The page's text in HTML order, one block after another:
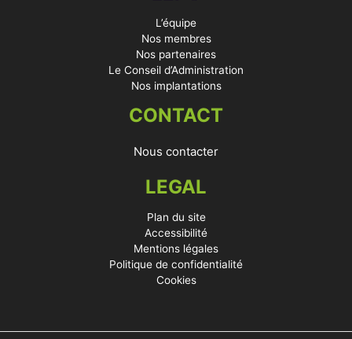
L’équipe
Nos membres
Nos partenaires
Le Conseil d’Administration
Nos implantations
CONTACT
Nous contacter
LEGAL
Plan du site
Accessibilité
Mentions légales
Politique de confidentialité
Cookies